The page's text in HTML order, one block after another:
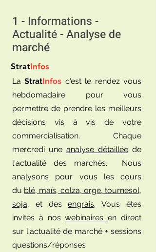
1 - Informations -
Actualité - Analyse de
marché
StratInfos
LaStratInfos c'est le rendez vous
hebdomadaire pour vous
permettre de prendre les meilleurs
décisions vis à vis de votre
commercialisation. Chaque
mercredi une analyse détaillée de
l'actualité des marchés. Nous
analysons pour vous les cours
du blé, maïs, colza, orge, tournesol,
soja, et desengrais. Vous êtes
invités à noswebinairesen direct
sur l'actualité de marché + sessions
questions/réponses